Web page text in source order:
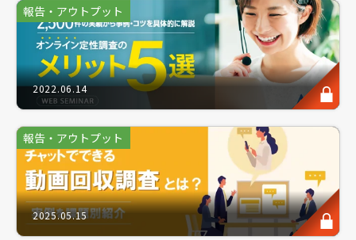
このような方にお勧めのセミナーです。
手段やソリューションが多様化する現代のマーケティ
せた消費者理解は、勝ち抜ける製品開発やブランド戦
略には欠かせない、ますます重要なtipsになります。
その一つの手法として「オンラインインタビュー」を
選ばれるお客様は多く、時間や場所の制約を超えて実
施できることから、今やあらゆる業界で欠かせない手
報告・アウトプット
2022.06.14
報告・アウトプット
2025.05.15